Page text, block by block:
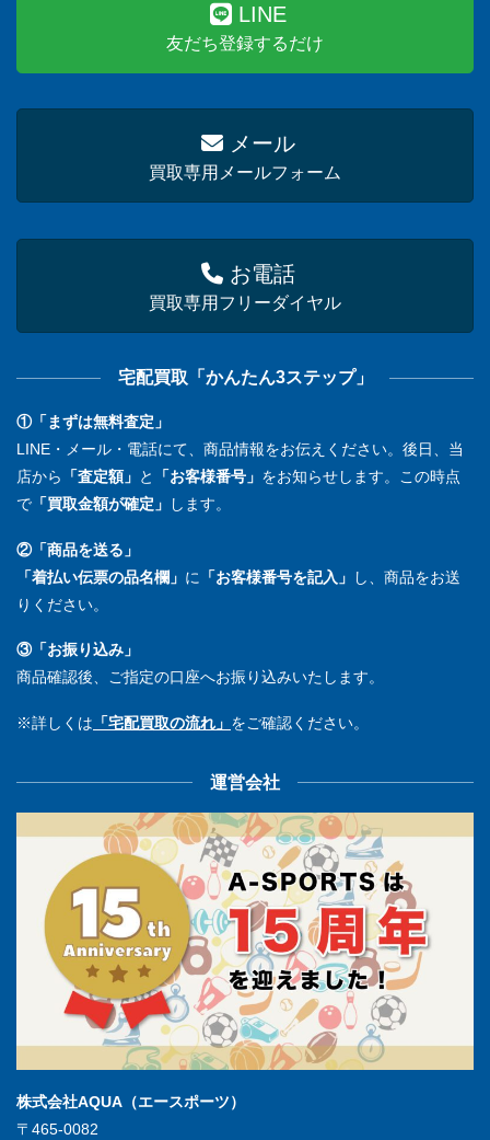
LINE
友だち登録するだけ
メール
買取専用メールフォーム
お電話
買取専用フリーダイヤル
宅配買取「かんたん3ステップ」
①「まずは無料査定」
LINE・メール・電話にて、商品情報をお伝えください。後日、当
店から
「査定額」 と 「お客様番号」 をお知らせします。この時点
で 「買取金額が確定」 します。
②「商品を送る」
「着払い伝票の品名欄」 に 「お客様番号を記入」
し、商品をお送
りください。
③「お振り込み」
商品確認後、ご指定の口座へお振り込みいたします。
※詳しくは 「宅配買取の流れ」 をご確認ください。
運営会社
株式会社AQUA（エースポーツ）
〒465-0082